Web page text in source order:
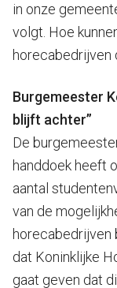
in onze
volgt. Hoe
horecabedrijven
Burgemeester
blijft achter”
De
handdoek heeft
aantal
van de
horecabedrijven
dat Koninklijke
gaat geven dat